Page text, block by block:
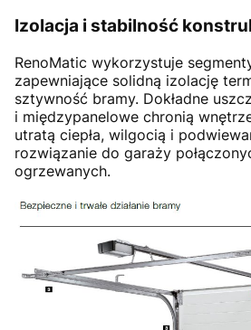
Izolacja i stabilność
RenoMatic wykorzystuje
zapewniające solidną izolację
sztywność bramy. Dokładne
i międzypanelowe chronią
utratą ciepła, wilgocią i
rozwiązanie do garaży
ogrzewanych.